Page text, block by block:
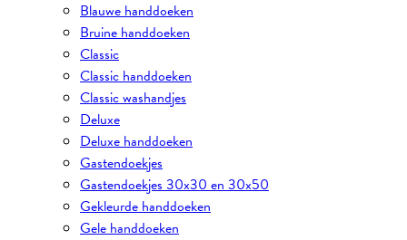
Blauwe handdoeken
Bruine handdoeken
Classic
Classic handdoeken
Classic washandjes
Deluxe
Deluxe handdoeken
Gastendoekjes
Gastendoekjes 30x30 en 30x50
Gekleurde handdoeken
Gele handdoeken